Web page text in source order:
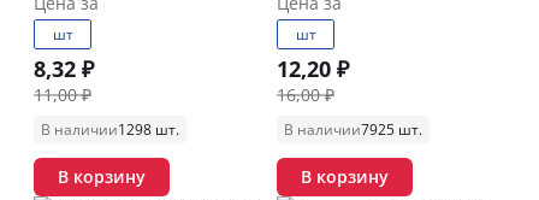
шт
8,32 ₽
11,00 ₽
В наличии1298 шт.
В корзину
шт
12,20 ₽
16,00 ₽
В наличии7925 шт.
В корзину